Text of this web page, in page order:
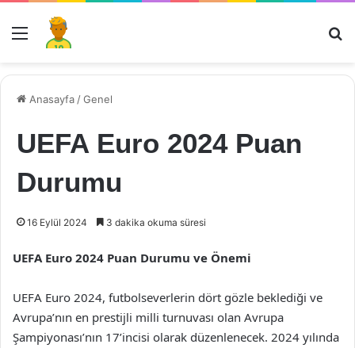
Menü
Anasayfa /Genel
UEFA Euro 2024 Puan
Durumu
16 Eylül 2024 3 dakika okuma süresi
UEFA Euro 2024 Puan Durumu ve Önemi
UEFA Euro 2024, futbolseverlerin dört gözle beklediği ve
Avrupa’nın en prestijli milli turnuvası olan Avrupa
Şampiyonası’nın 17’incisi olarak düzenlenecek. 2024 yılında